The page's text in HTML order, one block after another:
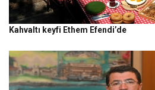
Kahvaltı keyfi Ethem Efendi’de